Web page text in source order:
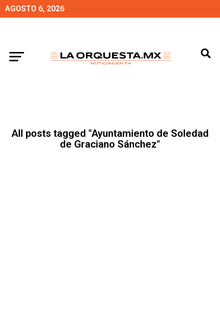
AGOSTO 6, 2026
All posts tagged "Ayuntamiento de Soledad
de Graciano Sánchez"